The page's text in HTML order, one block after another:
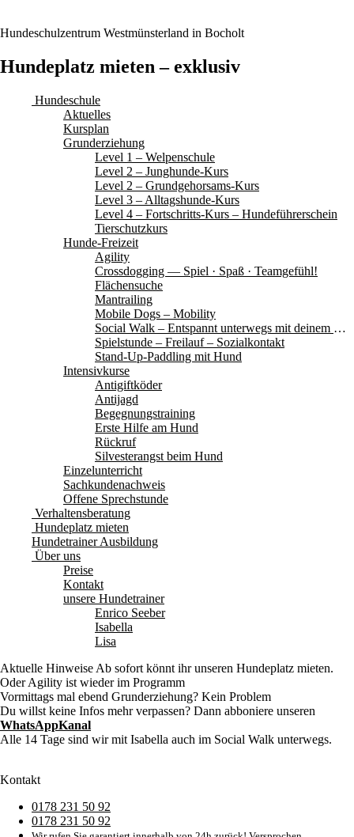
Hundeschulzentrum Westmünsterland in Bocholt
Hundeplatz mieten – exklusiv
Hundeschule
Aktuelles
Kursplan
Grunderziehung
Level 1 – Welpenschule
Level 2 – Junghunde-Kurs
Level 2 – Grundgehorsams-Kurs
Level 3 – Alltagshunde-Kurs
Level 4 – Fortschritts-Kurs – Hundeführerschein
Tierschutzkurs
Hunde-Freizeit
Agility
Crossdogging — Spiel · Spaß · Teamgefühl!
Flächensuche
Mantrailing
Mobile Dogs – Mobility
Social Walk – Entspannt unterwegs mit deinem Hund
Spielstunde – Freilauf – Sozialkontakt
Stand-Up-Paddling mit Hund
Intensivkurse
Antigiftköder
Antijagd
Begegnungstraining
Erste Hilfe am Hund
Rückruf
Silvesterangst beim Hund
Einzelunterricht
Sachkundenachweis
Offene Sprechstunde
Verhaltensberatung
Hundeplatz mieten
Hundetrainer Ausbildung
Über uns
Preise
Kontakt
unsere Hundetrainer
Enrico Seeber
Isabella
Lisa
Aktuelle Hinweise Ab sofort könnt ihr unseren Hundeplatz mieten.
Oder Agility ist wieder im Programm
Vormittags mal ebend Grunderziehung? Kein Problem
Du willst keine Infos mehr verpassen? Dann abboniere unseren
WhatsAppKanal
Alle 14 Tage sind wir mit Isabella auch im Social Walk unterwegs.
Kontakt
0178 231 50 92
0178 231 50 92